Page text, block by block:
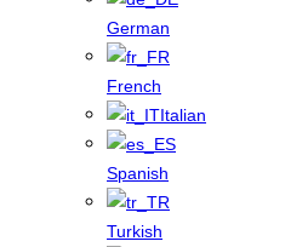
German
French
Italian
Spanish
Turkish